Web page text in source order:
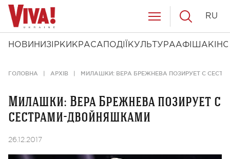
НОВИНИ ЗІРКИ КРАСА ПОДІЇ КУЛЬТУРААФІША КІНО
RU
ГОЛОВНА АРХІВ МИЛАШКИ: ВЕРА БРЕЖНЕВА ПОЗИРУЕТ С
Милашки: Вера Брежнева позирует с
сестрами-двойняшками
26.12.2017